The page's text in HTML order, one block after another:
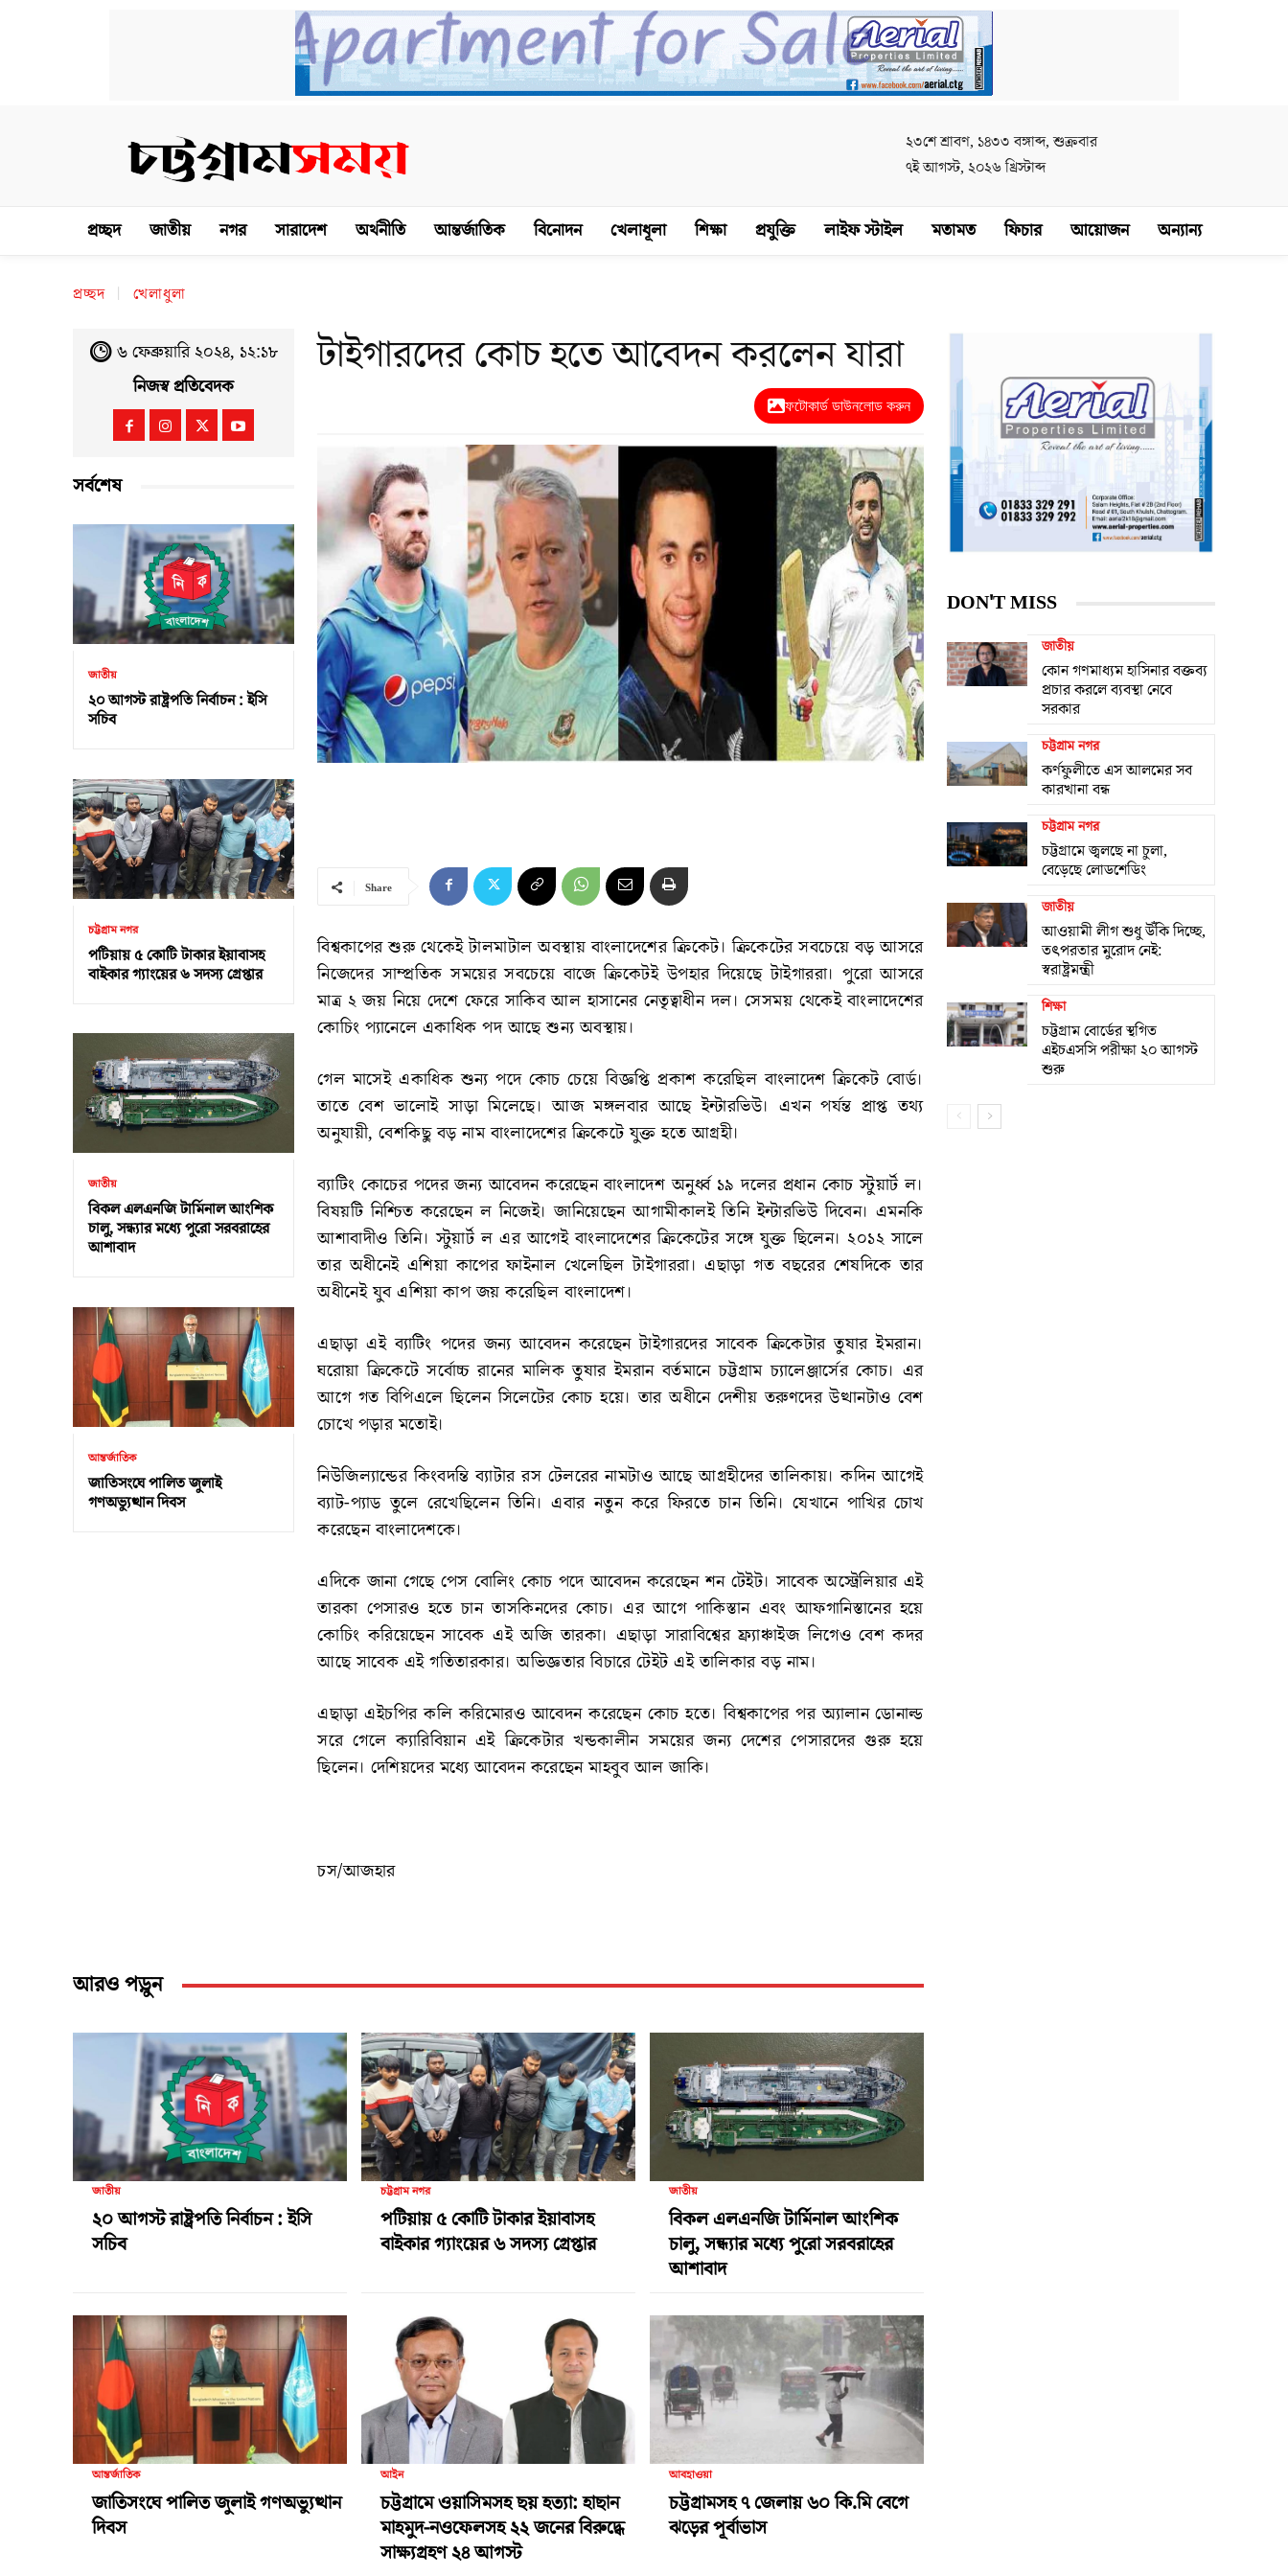
২৩শে শ্রাবণ, ১৪৩৩ বঙ্গাব্দ, শুক্রবার
৭ই আগস্ট, ২০২৬ খ্রিস্টাব্দ
প্রচ্ছদ জাতীয় নগর সারাদেশ অর্থনীতি আন্তর্জাতিক বিনোদন খেলাধূলা শিক্ষা প্রযুক্তি লাইফ স্টাইল মতামত ফিচার আয়োজন অন্যান্য
প্রচ্ছদ খেলাধুলা
৬ ফেব্রুয়ারি ২০২৪, ১২:১৮
নিজস্ব প্রতিবেদক
সর্বশেষ
জাতীয়
২০ আগস্ট রাষ্ট্রপতি নির্বাচন : ইসি
সচিব
চট্টগ্রাম নগর
পটিয়ায় ৫ কোটি টাকার ইয়াবাসহ
বাইকার গ্যাংয়ের ৬ সদস্য গ্রেপ্তার
জাতীয়
বিকল এলএনজি টার্মিনাল আংশিক
চালু, সন্ধ্যার মধ্যে পুরো সরবরাহের
আশাবাদ
আন্তর্জাতিক
জাতিসংঘে পালিত জুলাই
গণঅভ্যুত্থান দিবস
টাইগারদের কোচ হতে আবেদন করলেন যারা
ফটোকার্ড ডাউনলোড করুন
Share
বিশ্বকাপের শুরু থেকেই টালমাটাল অবস্থায় বাংলাদেশের ক্রিকেট। ক্রিকেটের সবচেয়ে বড় আসরে
নিজেদের সাম্প্রতিক সময়ের সবচেয়ে বাজে ক্রিকেটই উপহার দিয়েছে টাইগাররা। পুরো আসরে
মাত্র ২ জয় নিয়ে দেশে ফেরে সাকিব আল হাসানের নেতৃত্বাধীন দল। সেসময় থেকেই বাংলাদেশের
কোচিং প্যানেলে একাধিক পদ আছে শুন্য অবস্থায়।
গেল মাসেই একাধিক শুন্য পদে কোচ চেয়ে বিজ্ঞপ্তি প্রকাশ করেছিল বাংলাদেশ ক্রিকেট বোর্ড।
তাতে বেশ ভালোই সাড়া মিলেছে। আজ মঙ্গলবার আছে ইন্টারভিউ। এখন পর্যন্ত প্রাপ্ত তথ্য
অনুযায়ী, বেশকিছু বড় নাম বাংলাদেশের ক্রিকেটে যুক্ত হতে আগ্রহী।
ব্যাটিং কোচের পদের জন্য আবেদন করেছেন বাংলাদেশ অনুর্ধ্ব ১৯ দলের প্রধান কোচ স্টুয়ার্ট ল।
বিষয়টি নিশ্চিত করেছেন ল নিজেই। জানিয়েছেন আগামীকালই তিনি ইন্টারভিউ দিবেন। এমনকি
আশাবাদীও তিনি। স্টুয়ার্ট ল এর আগেই বাংলাদেশের ক্রিকেটের সঙ্গে যুক্ত ছিলেন। ২০১২ সালে
তার অধীনেই এশিয়া কাপের ফাইনাল খেলেছিল টাইগাররা। এছাড়া গত বছরের শেষদিকে তার
অধীনেই যুব এশিয়া কাপ জয় করেছিল বাংলাদেশ।
এছাড়া এই ব্যাটিং পদের জন্য আবেদন করেছেন টাইগারদের সাবেক ক্রিকেটার তুষার ইমরান।
ঘরোয়া ক্রিকেটে সর্বোচ্চ রানের মালিক তুষার ইমরান বর্তমানে চট্টগ্রাম চ্যালেঞ্জার্সের কোচ। এর
আগে গত বিপিএলে ছিলেন সিলেটের কোচ হয়ে। তার অধীনে দেশীয় তরুণদের উত্থানটাও বেশ
চোখে পড়ার মতোই।
নিউজিল্যান্ডের কিংবদন্তি ব্যাটার রস টেলরের নামটাও আছে আগ্রহীদের তালিকায়। কদিন আগেই
ব্যাট-প্যাড তুলে রেখেছিলেন তিনি। এবার নতুন করে ফিরতে চান তিনি। যেখানে পাখির চোখ
করেছেন বাংলাদেশকে।
এদিকে জানা গেছে পেস বোলিং কোচ পদে আবেদন করেছেন শন টেইট। সাবেক অস্ট্রেলিয়ার এই
তারকা পেসারও হতে চান তাসকিনদের কোচ। এর আগে পাকিস্তান এবং আফগানিস্তানের হয়ে
কোচিং করিয়েছেন সাবেক এই অজি তারকা। এছাড়া সারাবিশ্বের ফ্র্যাঞ্চাইজ লিগেও বেশ কদর
আছে সাবেক এই গতিতারকার। অভিজ্ঞতার বিচারে টেইট এই তালিকার বড় নাম।
এছাড়া এইচপির কলি করিমোরও আবেদন করেছেন কোচ হতে। বিশ্বকাপের পর অ্যালান ডোনাল্ড
সরে গেলে ক্যারিবিয়ান এই ক্রিকেটার খন্ডকালীন সময়ের জন্য দেশের পেসারদের গুরু হয়ে
ছিলেন। দেশিয়দের মধ্যে আবেদন করেছেন মাহবুব আল জাকি।
চস/আজহার
আরও পড়ুন
জাতীয়
২০ আগস্ট রাষ্ট্রপতি নির্বাচন : ইসি
সচিব
চট্টগ্রাম নগর
পটিয়ায় ৫ কোটি টাকার ইয়াবাসহ
বাইকার গ্যাংয়ের ৬ সদস্য গ্রেপ্তার
জাতীয়
বিকল এলএনজি টার্মিনাল আংশিক
চালু, সন্ধ্যার মধ্যে পুরো সরবরাহের
আশাবাদ
আন্তর্জাতিক
জাতিসংঘে পালিত জুলাই গণঅভ্যুত্থান
দিবস
আইন
চট্টগ্রামে ওয়াসিমসহ ছয় হত্যা: হাছান
মাহমুদ-নওফেলসহ ২২ জনের বিরুদ্ধে
সাক্ষ্যগ্রহণ ২৪ আগস্ট
আবহাওয়া
চট্টগ্রামসহ ৭ জেলায় ৬০ কি.মি বেগে
ঝড়ের পূর্বাভাস
DON'T MISS
জাতীয়
কোন গণমাধ্যম হাসিনার বক্তব্য
প্রচার করলে ব্যবস্থা নেবে
সরকার
চট্টগ্রাম নগর
কর্ণফুলীতে এস আলমের সব
কারখানা বন্ধ
চট্টগ্রাম নগর
চট্টগ্রামে জ্বলছে না চুলা,
বেড়েছে লোডশেডিং
জাতীয়
আওয়ামী লীগ শুধু উঁকি দিচ্ছে,
তৎপরতার মুরোদ নেই:
স্বরাষ্ট্রমন্ত্রী
শিক্ষা
চট্টগ্রাম বোর্ডের স্থগিত
এইচএসসি পরীক্ষা ২০ আগস্ট
শুরু